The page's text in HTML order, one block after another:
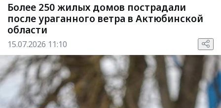
Более 250 жилых домов пострадали
после ураганного ветра в Актюбинской
области
15.07.2026 11:10